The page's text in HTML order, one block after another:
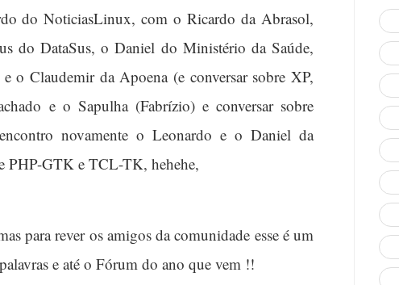
do NoticiasLinux, com o Ricardo da Abrasol,
do DataSus, o Daniel do Ministério da Saúde,
Claudemir da Apoena (e conversar sobre XP,
e o Sapulha (Fabrízio) e conversar sobre
novamente o Leonardo e o Daniel da
PHP-GTK e TCL-TK, hehehe,
para rever os amigos da comunidade esse é um
e até o Fórum do ano que vem !!